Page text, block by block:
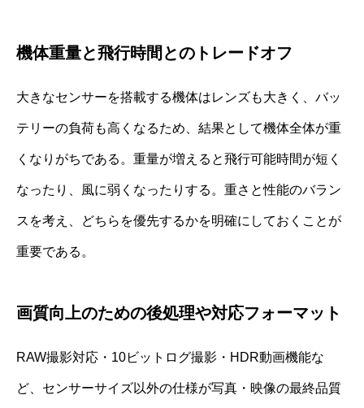
機体重量と飛行時間とのトレードオフ
大きなセンサーを搭載する機体はレンズも大きく、バッ
テリーの負荷も高くなるため、結果として機体全体が重
くなりがちである。重量が増えると飛行可能時間が短く
なったり、風に弱くなったりする。重さと性能のバラン
スを考え、どちらを優先するかを明確にしておくことが
重要である。
画質向上のための後処理や対応フォーマット
RAW撮影対応・10ビットログ撮影・HDR動画機能な
ど、センサーサイズ以外の仕様が写真・映像の最終品質